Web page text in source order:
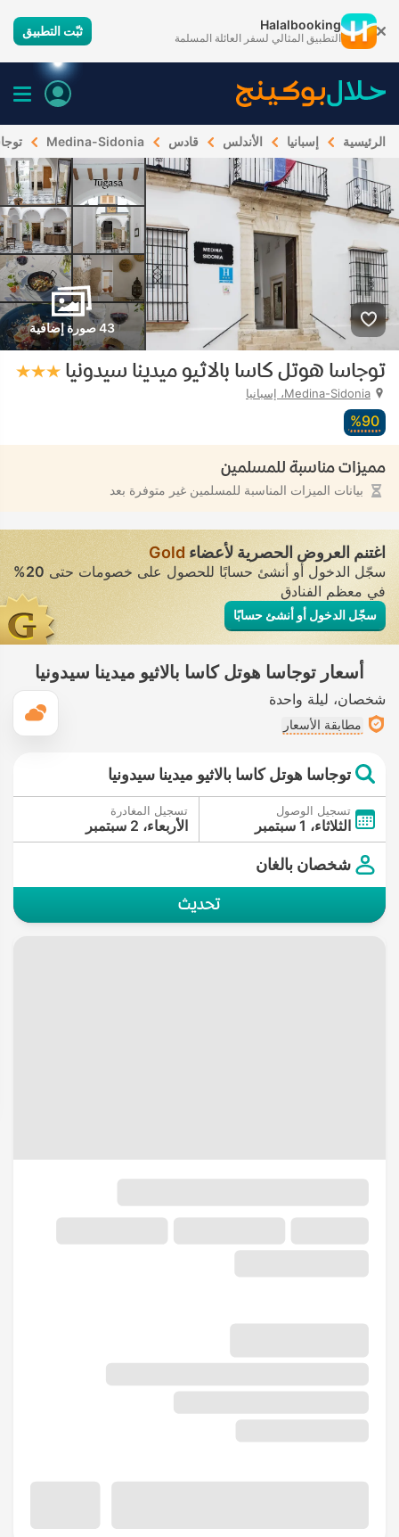
Halalbooking
التطبيق المثالي لسفر العائلة المسلمة ثبّت التطبيق
الرئيسية إسبانيا الأندلس قادس Medina-Sidonia
43 صورة إضافية
توجاسا هوتل كاسا بالاثيو ميدينا سيدونيا
Medina-Sidonia، إسبانيا
90‏%
مميزات مناسبة للمسلمين
بيانات الميزات المناسبة للمسلمين غير متوفرة بعد
اغتنم العروض الحصرية لأعضاء Gold
سجّل الدخول أو أنشئ حسابًا للحصول على خصومات حتى20%
في معظم الفنادق
سجّل الدخول أو أنشئ حسابًا
أسعار توجاسا هوتل كاسا بالاثيو ميدينا سيدونيا
شخصان ليلة واحدة
مطابقة الأسعار
توجاسا هوتل كاسا بالاثيو ميدينا سيدونيا
تسجيل الوصول
الثلاثاء، 1 سبتمبر
تسجيل المغادرة
الأربعاء، 2 سبتمبر
شخصان بالغان
تحديث